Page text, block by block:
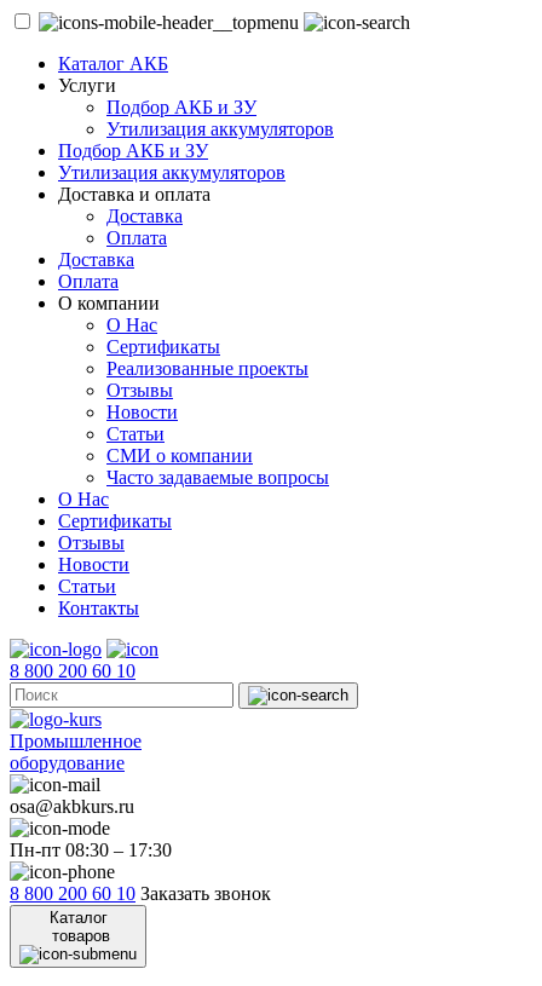
Каталог АКБ
Услуги
Подбор АКБ и ЗУ
Утилизация аккумуляторов
Подбор АКБ и ЗУ
Утилизация аккумуляторов
Доставка и оплата
Доставка
Оплата
Доставка
Оплата
О компании
О Нас
Сертификаты
Реализованные проекты
Отзывы
Новости
Статьи
СМИ о компании
Часто задаваемые вопросы
О Нас
Сертификаты
Отзывы
Новости
Статьи
Контакты
8 800 200 60 10
Промышленное
оборудование
osa@akbkurs.ru
Пн-пт 08:30 – 17:30
8 800 200 60 10 Заказать звонок
Каталог
товаров